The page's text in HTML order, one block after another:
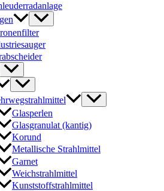
Glasperlen
Glasgranulat (kantig)
Korund
Metallische Strahlmittel
Garnet
Weichstrahlmittel
Kunststoffstrahlmittel